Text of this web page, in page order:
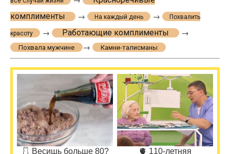
комплименты
→ На каждый день → Похвалить
красоту → Работающие комплименты →
Похвала мужчине → Камни-талисманы
🩱 Весишь больше 80?
🫀 110-летняя